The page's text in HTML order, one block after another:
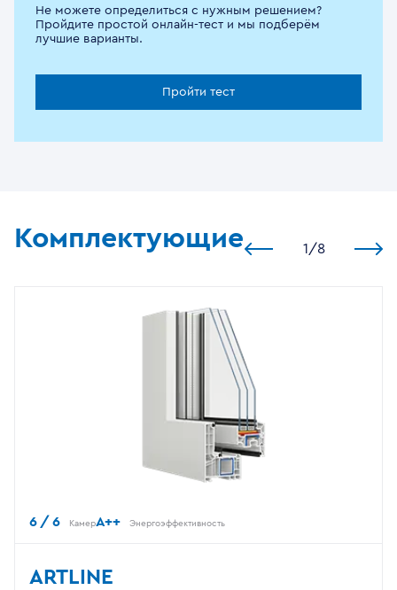
Не можете определиться с нужным решением?
Пройдите простой онлайн-тест и мы подберём
лучшие варианты.
Пройти тест
Комплектующие 1 /8
6 / 6 КамерA++ Энергоэффективность
ARTLINE